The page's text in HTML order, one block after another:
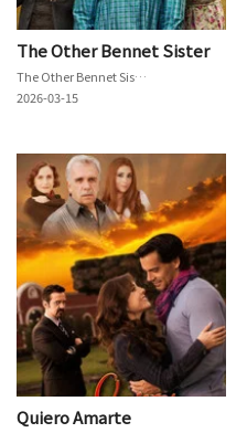
The Other Bennet Sister
The Other Bennet Sister
2026-03-15
Quiero Amarte